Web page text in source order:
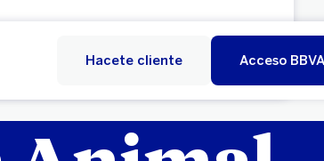
Hacete cliente Acceso